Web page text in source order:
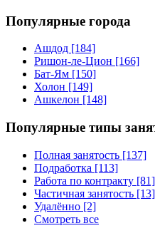
Популярные города
Ашдод [184]
Ришон-ле-Цион [166]
Бат-Ям [150]
Холон [149]
Ашкелон [148]
Популярные типы
Полная занятость [137]
Подработка [113]
Работа по контракту [81]
Частичная занятость [13]
Удалённо [2]
Смотреть все